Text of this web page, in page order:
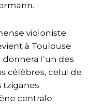
violoniste
à Toulouse
donnera l’un des
célèbres, celui de
tziganes
centrale